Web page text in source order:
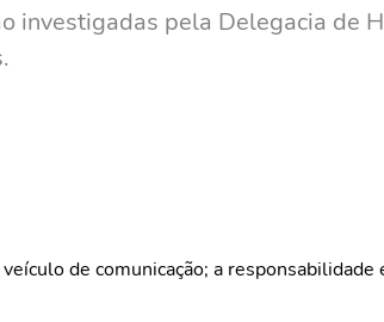
investigadas pela Delegacia de
de comunicação; a responsabilidade